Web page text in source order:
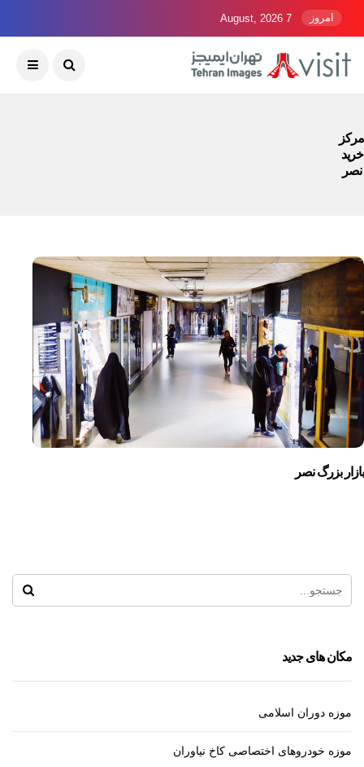
امروز 7 August, 2026
مرکز
خرید
نصر
بازار بزرگ نصر
مکان های جدید
موزه دوران اسلامی
موزه خودروهای اختصاصی کاخ نیاوران